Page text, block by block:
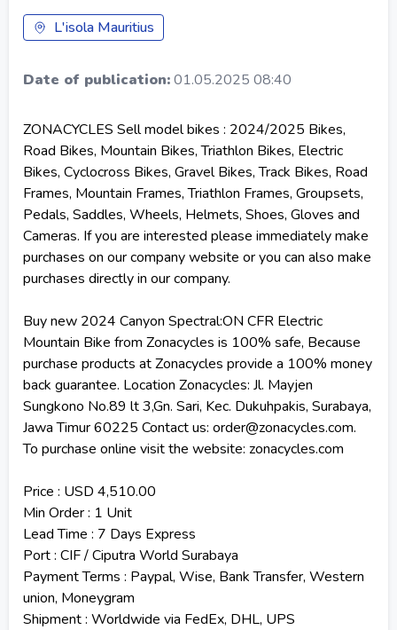
L'isola Mauritius
Date of publication:01.05.2025 08:40
ZONACYCLES Sell model bikes : 2024/2025 Bikes,
Road Bikes, Mountain Bikes, Triathlon Bikes, Electric
Bikes, Cyclocross Bikes, Gravel Bikes, Track Bikes, Road
Frames, Mountain Frames, Triathlon Frames, Groupsets,
Pedals, Saddles, Wheels, Helmets, Shoes, Gloves and
Cameras. If you are interested please immediately make
purchases on our company website or you can also make
purchases directly in our company.
Buy new 2024 Canyon Spectral:ON CFR Electric
Mountain Bike from Zonacycles is 100% safe, Because
purchase products at Zonacycles provide a 100% money
back guarantee. Location Zonacycles: Jl. Mayjen
Sungkono No.89 lt 3,Gn. Sari, Kec. Dukuhpakis, Surabaya,
Jawa Timur 60225 Contact us: order@zonacycles.com.
To purchase online visit the website: zonacycles.com
Price : USD 4,510.00
Min Order : 1 Unit
Lead Time : 7 Days Express
Port : CIF / Ciputra World Surabaya
Payment Terms : Paypal, Wise, Bank Transfer, Western
union, Moneygram
Shipment : Worldwide via FedEx, DHL, UPS